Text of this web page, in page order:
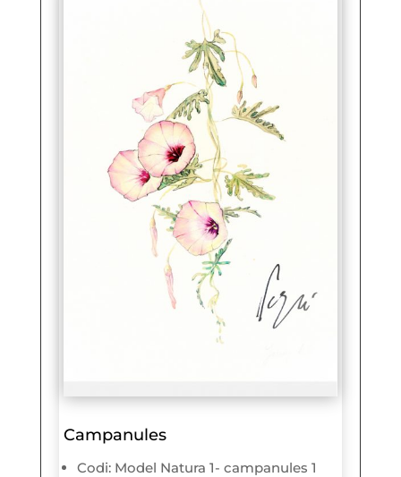
Campanules
Codi: Model Natura 1- campanules 1